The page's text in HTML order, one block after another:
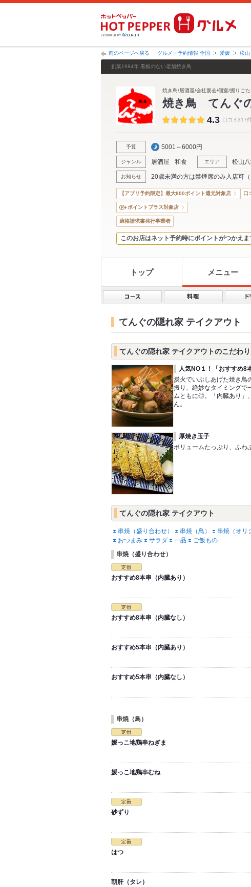
前のページへ戻る グルメ・予約情報 全国 愛媛 松山
創業1984年 看板のない老舗焼き鳥
焼き鳥/居酒屋/会社宴会/個室/掘りご
焼き鳥 てんぐ
4.3 口コミ317
予算 5001～6000円
ジャンル 居酒屋 和食 エリア 松山
お知らせ 20歳未満の方は禁煙席のみ入店可（
【アプリ予約限定】最大800ポイント還元対象店 口
ポイントプラス対象店
適格請求書発行事業者
このお店はネット予約時にポイントがつかえま
トップ メニュー
てんぐの隠れ家 テイクアウト
てんぐの隠れ家 テイクアウトのこだわり
人気NO１！「おすすめ8
炭火でいぶしあげた焼き鳥
振り、絶妙なタイミングで
ムともに◎。「内臓あり」
ん。
厚焼き玉子
ボリュームたっぷり、ふわ
てんぐの隠れ家 テイクアウト
串焼（盛り合わせ） 串焼（鳥） 串焼（オリ
おつまみ
サラダ 一品
ご飯もの
串焼（盛り合わせ）
おすすめ8本串（内臓あり）
おすすめ8本串（内臓なし）
おすすめ5本串（内臓あり）
おすすめ5本串（内臓なし）
串焼（鳥）
媛っこ地鶏串ねぎま
媛っこ地鶏串むね
砂ずり
はつ
朝肝（タレ）